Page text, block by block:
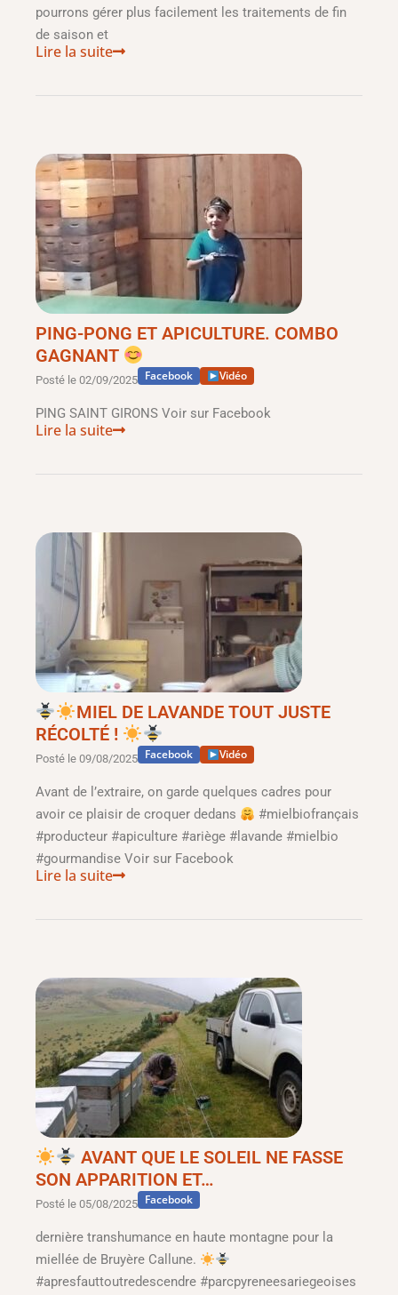
pourrons gérer plus facilement les traitements de fin
de saison et
Lire la suite
PING-PONG ET APICULTURE. COMBO
GAGNANT
Posté le 02/09/2025 Facebook Vidéo
PING SAINT GIRONS Voir sur Facebook
Lire la suite
MIEL DE LAVANDE TOUT JUSTE
RÉCOLTÉ !
Posté le 09/08/2025 Facebook Vidéo
Avant de l’extraire, on garde quelques cadres pour
avoir ce plaisir de croquer dedans
#mielbiofrançais
#producteur #apiculture #ariège #lavande #mielbio
#gourmandise Voir sur Facebook
Lire la suite
AVANT QUE LE SOLEIL NE FASSE
SON APPARITION ET…
Posté le 05/08/2025 Facebook
dernière transhumance en haute montagne pour la
miellée de Bruyère Callune.
#apresfauttoutredescendre #parcpyreneesariegeoises